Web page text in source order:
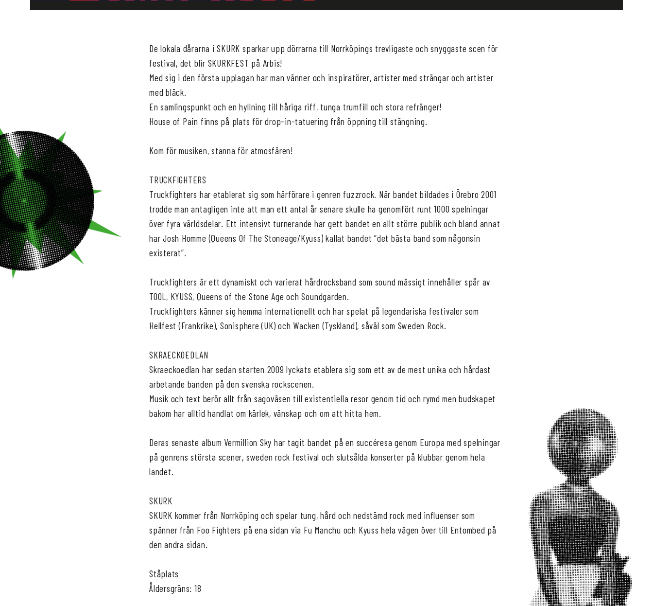
De lokala dårarna i SKURK sparkar upp dörrarna till Norrköpings trevligaste och snyggaste scen för
festival, det blir SKURKFEST på Arbis!
Med sig i den första upplagan har man vänner och inspiratörer, artister med strängar och artister
med bläck.
En samlingspunkt och en hyllning till håriga riff, tunga trumfill och stora refränger!
House of Pain finns på plats för drop-in-tatuering från öppning till stängning.
Kom för musiken, stanna för atmosfären!
TRUCKFIGHTERS
Truckfighters har etablerat sig som härförare i genren fuzzrock. När bandet bildades i Örebro 2001
trodde man antagligen inte att man ett antal år senare skulle ha genomfört runt 1000 spelningar
över fyra världsdelar. Ett intensivt turnerande har gett bandet en allt större publik och bland annat
har Josh Homme (Queens Of The Stoneage/Kyuss) kallat bandet ”det bästa band som någonsin
existerat”.
Truckfighters är ett dynamiskt och varierat hårdrocksband som sound mässigt innehåller spår av
TOOL, KYUSS, Queens of the Stone Age och Soundgarden.
Truckfighters känner sig hemma internationellt och har spelat på legendariska festivaler som
Hellfest (Frankrike), Sonisphere (UK) och Wacken (Tyskland), såväl som Sweden Rock.
SKRAECKOEDLAN
Skraeckoedlan har sedan starten 2009 lyckats etablera sig som ett av de mest unika och hårdast
arbetande banden på den svenska rockscenen.
Musik och text berör allt från sagoväsen till existentiella resor genom tid och rymd men budskapet
bakom har alltid handlat om kärlek, vänskap och om att hitta hem.
Deras senaste album Vermillion Sky har tagit bandet på en succéresa genom Europa med spelningar
på genrens största scener, sweden rock festival och slutsålda konserter på klubbar genom hela
landet.
SKURK
SKURK kommer från Norrköping och spelar tung, hård och nedstämd rock med influenser som
spänner från Foo Fighters på ena sidan via Fu Manchu och Kyuss hela vägen över till Entombed på
den andra sidan.
Ståplats
Åldersgräns: 18